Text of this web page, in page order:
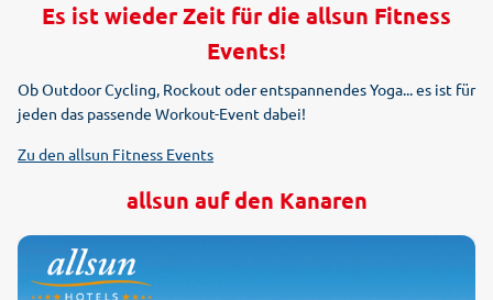
Es ist wieder Zeit für die allsun Fitness
Events!
Ob Outdoor Cycling, Rockout oder entspannendes Yoga... es ist für
jeden das passende Workout-Event dabei!
Zu den allsun Fitness Events
allsun auf den Kanaren